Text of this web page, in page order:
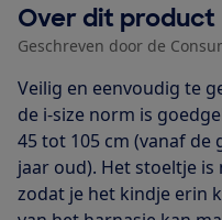
Over dit product
Geschreven door de
Veilig en eenvoudig te
de i-size norm is
45 tot 105 cm (vanaf
jaar oud). Het stoeltje
zodat je het kindje erin